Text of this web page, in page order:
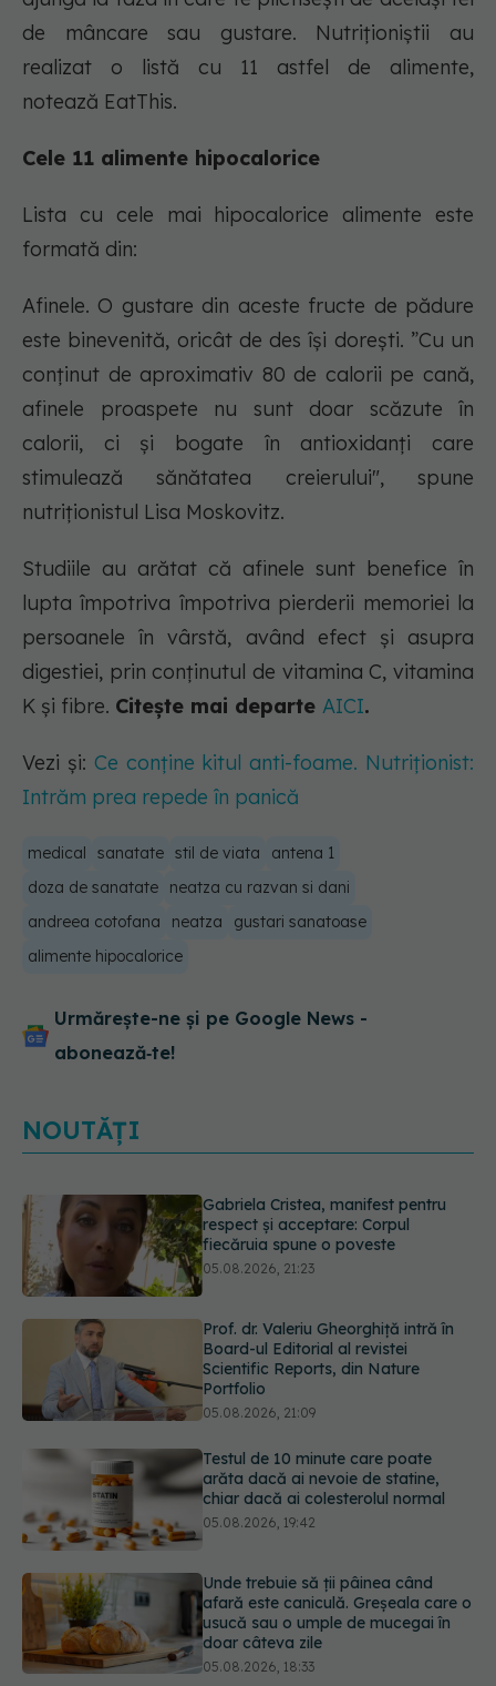
de mâncare sau gustare. Nutriționiștii au
realizat o listă cu 11 astfel de alimente,
notează EatThis.
Cele 11 alimente hipocalorice
Lista cu cele mai hipocalorice alimente este
formată din:
Afinele. O gustare din aceste fructe de pădure
este binevenită, oricât de des își dorești. ”Cu un
conținut de aproximativ 80 de calorii pe cană,
afinele proaspete nu sunt doar scăzute în
calorii, ci și bogate în antioxidanți care
stimulează sănătatea creierului", spune
nutriționistul Lisa Moskovitz.
Studiile au arătat că afinele sunt benefice în
lupta împotriva împotriva pierderii memoriei la
persoanele în vârstă, având efect și asupra
digestiei, prin conținutul de vitamina C, vitamina
K și fibre. Citește mai departe AICI.
Vezi și: Ce conține kitul anti-foame. Nutriționist:
Intrăm prea repede în panică
medical sanatate stil de viata
antena 1
doza de sanatate
neatza cu razvan si dani
andreea cotofana
neatza
gustari sanatoase
alimente hipocalorice
Urmărește-ne și pe Google News -
abonează‑te!
NOUTĂȚI
Prof. dr. Valeriu Gheorghiță intră în
Board-ul Editorial al revistei
Scientific Reports, din Nature
Portfolio
Testul de 10 minute care poate
arăta dacă ai nevoie de statine,
chiar dacă ai colesterolul normal
Unde trebuie să ții pâinea când
afară este caniculă. Greșeala care o
usucă sau o umple de mucegai în
doar câteva zile
Primele 5 semne ale bolii Parkinson
pe care 80% dintre oameni le
ignoră. Nu e vorba doar despre
tremor
05.08.2026, 17:31